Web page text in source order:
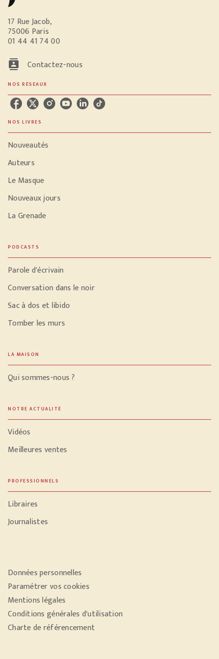
17 Rue Jacob,
75006 Paris
01 44 41 74 00
contacts Contactez-nous
NOS RÉSEAUX
NOS LIVRES
Nouveautés
Auteurs
Le Masque
Nouveaux jours
La Grenade
PODCASTS
Parole d'écrivain
Conversation dans le noir
Sac à dos et libido
Tomber les murs
LA MAISON
Qui sommes-nous ?
NOTRE ACTUALITÉ
Vidéos
Meilleures ventes
PROFESSIONNELS
Libraires
Journalistes
Données personnelles
Paramétrer vos cookies
Mentions légales
Conditions générales d'utilisation
Charte de référencement